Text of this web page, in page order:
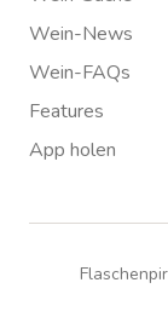
Wein-News
Wein-FAQs
Features
App holen